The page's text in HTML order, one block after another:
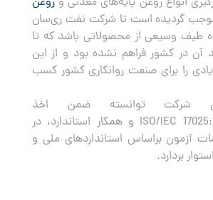
گردیده است تا شرکت نفت ری‌سان
طیف وسیعی از محصولاتی باشد که تا
آن در کشور فراهم نشده بود و از این
را برای صنعت روانکاری کشور کسب
شرکت توانسته ضمن اخذ
تائیدیه‌های ISO/IEC 17025:2017 و همکار استاندارد، در
آزمون براساس استانداردهای ملی و
بردارد.